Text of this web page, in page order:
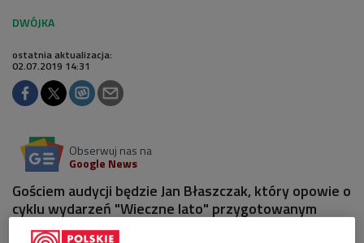
ostatnia aktualizacja:
02.07.2019 14:31
Obserwuj nas na
Google News
Gościem audycji będzie Jan Błaszczak, który opowie o
cyklu wydarzeń "Wieczne lato" przygotowanym
przez FINA.